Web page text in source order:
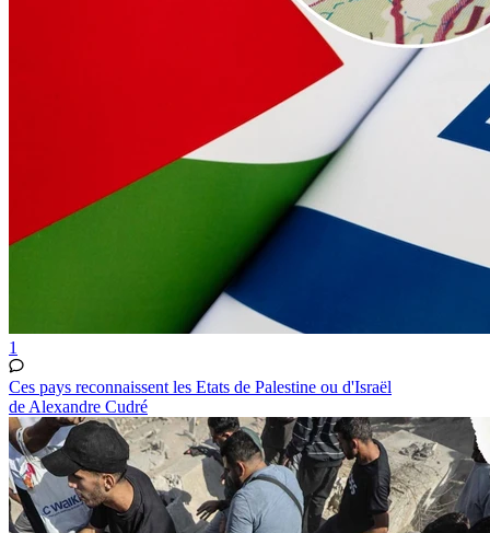
1
Ces pays reconnaissent les Etats de Palestine ou d'Israël
de Alexandre Cudré